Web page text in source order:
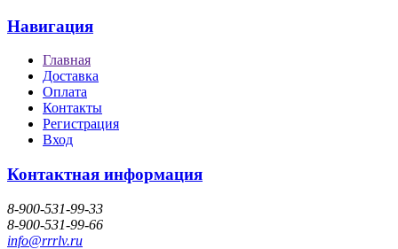
Навигация
Главная
Доставка
Оплата
Контакты
Регистрация
Вход
Контактная информация
8-900-531-99-33
8-900-531-99-66
info@rrrlv.ru